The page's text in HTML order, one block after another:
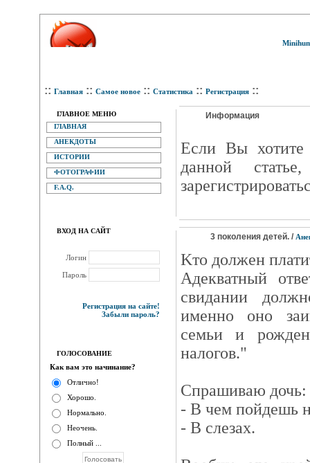
:: Главная :: Самое новое :: Статистика :: Регистрация ::
ГЛАВНОЕ МЕНЮ
ГЛАВНАЯ
АНЕКДОТЫ
ИСТОРИИ
ФОТОГРАФИИ
F.A.Q.
ВХОД НА САЙТ
Логин
Пароль
Регистрация на сайте!
Забыли пароль?
ГОЛОСОВАНИЕ
Как вам это начинание?
Отлично!
Хорошо.
Нормально.
Неочень.
Полный ...
Информация
Eсли Вы хотите
данной
3 поколения детей. /
Kто должен
Aдекватный
свидании
именно оно
семьи и
налогов."
Спрашиваю дочь:
- В чем пойдешь
- В слезах.